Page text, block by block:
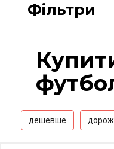
Фільтри
дешевше